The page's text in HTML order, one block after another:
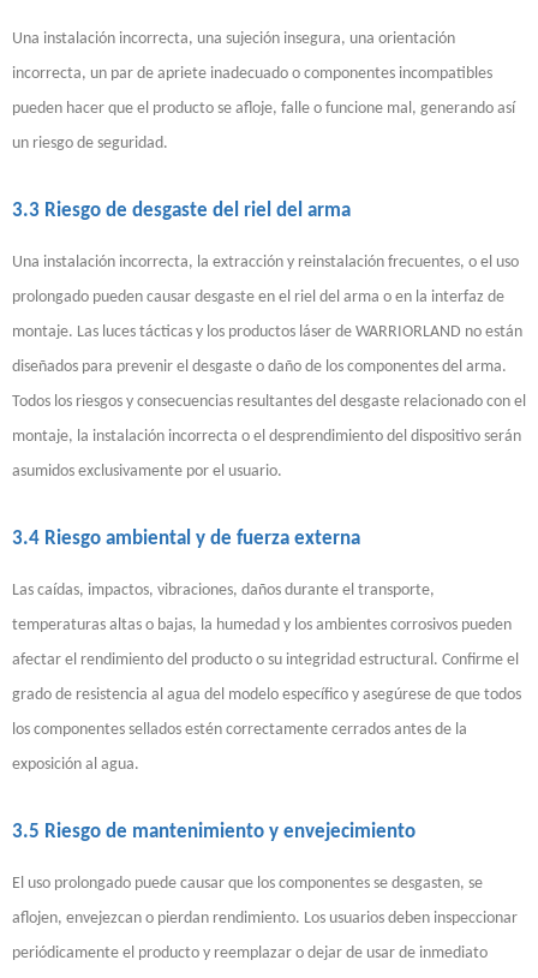
Una instalación incorrecta, una sujeción insegura, una orientación
incorrecta, un par de apriete inadecuado o componentes incompatibles
pueden hacer que el producto se afloje, falle o funcione mal, generando así
un riesgo de seguridad.
3.3 Riesgo de desgaste del riel del arma
Una instalación incorrecta, la extracción y reinstalación frecuentes, o el uso
prolongado pueden causar desgaste en el riel del arma o en la interfaz de
montaje. Las luces tácticas y los productos láser de WARRIORLAND no están
diseñados para prevenir el desgaste o daño de los componentes del arma.
Todos los riesgos y consecuencias resultantes del desgaste relacionado con el
montaje, la instalación incorrecta o el desprendimiento del dispositivo serán
asumidos exclusivamente por el usuario.
3.4 Riesgo ambiental y de fuerza externa
Las caídas, impactos, vibraciones, daños durante el transporte,
temperaturas altas o bajas, la humedad y los ambientes corrosivos pueden
afectar el rendimiento del producto o su integridad estructural. Confirme el
grado de resistencia al agua del modelo específico y asegúrese de que todos
los componentes sellados estén correctamente cerrados antes de la
exposición al agua.
3.5 Riesgo de mantenimiento y envejecimiento
El uso prolongado puede causar que los componentes se desgasten, se
aflojen, envejezcan o pierdan rendimiento. Los usuarios deben inspeccionar
periódicamente el producto y reemplazar o dejar de usar de inmediato